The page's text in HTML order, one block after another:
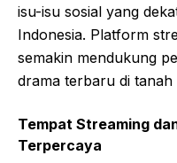
isu-isu sosial yang
Indonesia. Platform
semakin mendukung
drama terbaru di tanah
Tempat Streaming
Terpercaya